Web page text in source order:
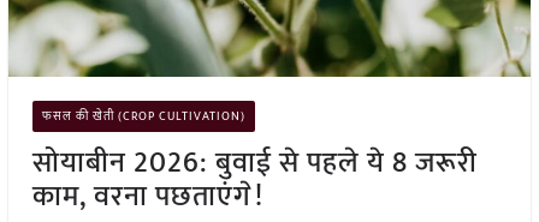
फसल की खेती (CROP CULTIVATION)
सोयाबीन 2026: बुवाई से पहले ये 8 जरूरी
काम, वरना पछताएंगे!